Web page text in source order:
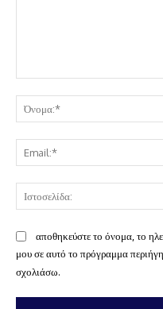
αποθηκεύστε το όνομα, το
μου σε αυτό το πρόγραμμα
σχολιάσω.